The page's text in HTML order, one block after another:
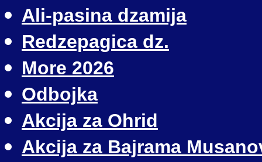
Ali-pasina dzamija
Redzepagica dz.
More 2026
Odbojka
Akcija za Ohrid
Akcija za Bajrama